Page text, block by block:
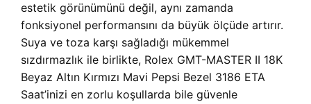
estetik görünümünü değil, aynı zamanda
fonksiyonel performansını da büyük ölçüde artırır.
Suya ve toza karşı sağladığı mükemmel
sızdırmazlık ile birlikte, Rolex GMT-MASTER II 18K
Beyaz Altın Kırmızı Mavi Pepsi Bezel 3186 ETA
Saat’inizi en zorlu koşullarda bile güvenle